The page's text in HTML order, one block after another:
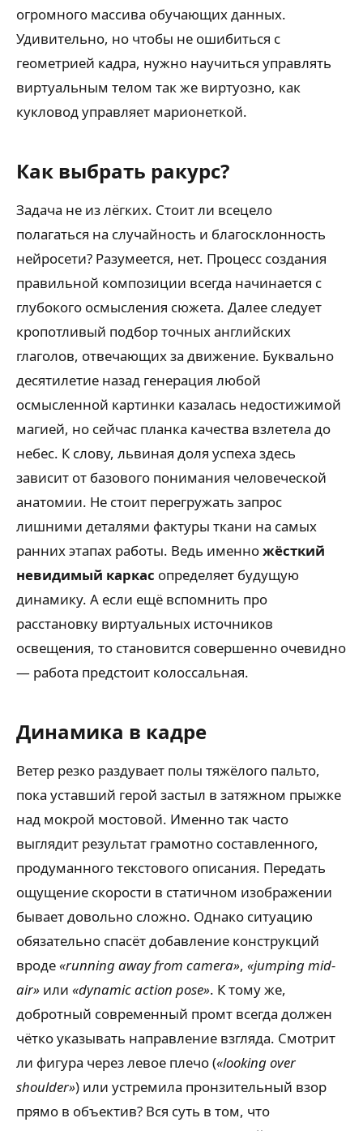
огромного массива обучающих данных.
Удивительно, но чтобы не ошибиться с
геометрией кадра, нужно научиться управлять
виртуальным телом так же виртуозно, как
кукловод управляет марионеткой.
Как выбрать ракурс?
Задача не из лёгких. Стоит ли всецело
полагаться на случайность и благосклонность
нейросети? Разумеется, нет. Процесс создания
правильной композиции всегда начинается с
глубокого осмысления сюжета. Далее следует
кропотливый подбор точных английских
глаголов, отвечающих за движение. Буквально
десятилетие назад генерация любой
осмысленной картинки казалась недостижимой
магией, но сейчас планка качества взлетела до
небес. К слову, львиная доля успеха здесь
зависит от базового понимания человеческой
анатомии. Не стоит перегружать запрос
лишними деталями фактуры ткани на самых
ранних этапах работы. Ведь именножёсткий
невидимый каркас определяет будущую
динамику. А если ещё вспомнить про
расстановку виртуальных источников
освещения, то становится совершенно очевидно
— работа предстоит колоссальная.
Динамика в кадре
Ветер резко раздувает полы тяжёлого пальто,
пока уставший герой застыл в затяжном прыжке
над мокрой мостовой. Именно так часто
выглядит результат грамотно составленного,
продуманного текстового описания. Передать
ощущение скорости в статичном изображении
бывает довольно сложно. Однако ситуацию
обязательно спасёт добавление конструкций
вроде«running away from camera», «jumping mid-
air» или «dynamic action pose». К тому же,
добротный современный промт всегда должен
чётко указывать направление взгляда. Смотрит
ли фигура через левое плечо («looking over
shoulder») или устремила пронзительный взор
прямо в объектив? Вся суть в том, что